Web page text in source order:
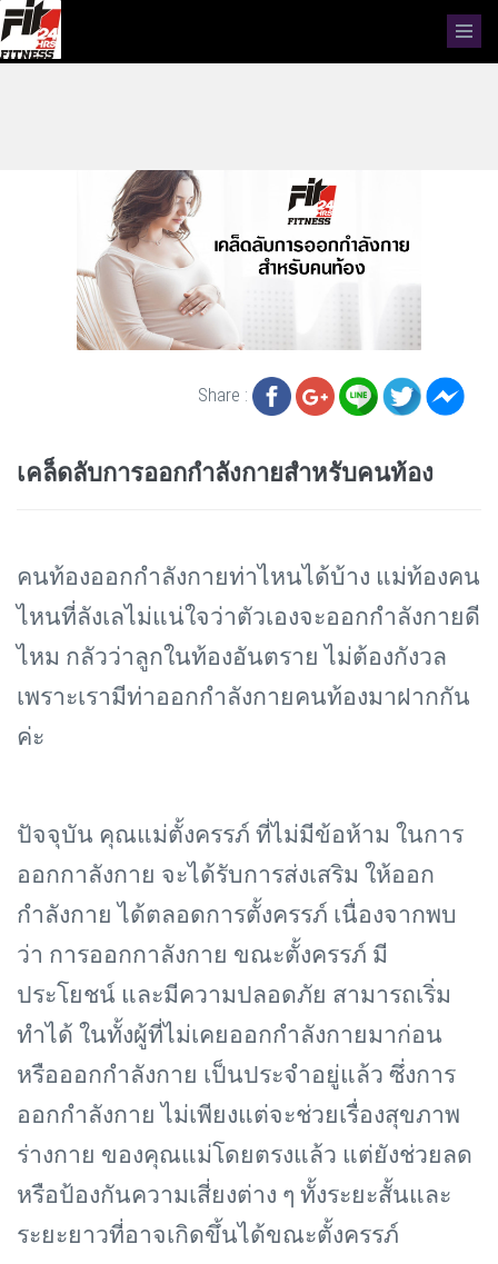
Share :
เคล็ดลับการออกกำลังกายสำหรับคนท้อง
คนท้องออกกําลังกายท่าไหนได้บ้าง แม่ท้องคน
ไหนที่ลังเลไม่แน่ใจว่าตัวเองจะออกกำลังกายดี
ไหม กลัวว่าลูกในท้องอันตราย ไม่ต้องกังวล
เพราะเรามีท่าออกกำลังกายคนท้องมาฝากกัน
ค่ะ
ปัจจุบัน คุณแม่ตั้งครรภ์ ที่ไม่มีข้อห้าม ในการ
ออกกาลังกาย จะได้รับการส่งเสริม ให้ออก
กำลังกาย ได้ตลอดการตั้งครรภ์ เนื่องจากพบ
ว่า การออกกาลังกาย ขณะตั้งครรภ์ มี
ประโยชน์ และมีความปลอดภัย สามารถเริ่ม
ทำได้ ในทั้งผู้ที่ไม่เคยออกกำลังกายมาก่อน
หรือออกกำลังกาย เป็นประจำอยู่แล้ว ซึ่งการ
ออกกำลังกาย ไม่เพียงแต่จะช่วยเรื่องสุขภาพ
ร่างกาย ของคุณแม่โดยตรงแล้ว แต่ยังช่วยลด
หรือป้องกันความเสี่ยงต่าง ๆ ทั้งระยะสั้นและ
ระยะยาวที่อาจเกิดขึ้นได้ขณะตั้งครรภ์